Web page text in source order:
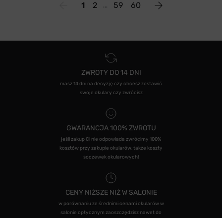
1 2 59 60
ZWROTY DO 14 DNI
masz 14 dni na decyzję czy chcesz zostawić
swoje okulary czy zwrócisz
GWARANCJA 100% ZWROTU
jeśli zakup Ci nie odpowiada zwrócimy 100%
kosztów przy zakupie okularów, także koszty
soczewek okularowych!
CENY NIŻSZE NIŻ W SALONIE
w porównaniu ze średnimi cenami okularów w
salonie optycznym zaoszczędzisz nawet do